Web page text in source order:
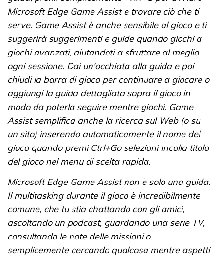
Microsoft Edge Game Assist e trovare ciò che ti
serve. Game Assist è anche sensibile al gioco e ti
suggerirà suggerimenti e guide quando giochi a
giochi avanzati, aiutandoti a sfruttare al meglio
ogni sessione. Dai un'occhiata alla guida e poi
chiudi la barra di gioco per continuare a giocare o
aggiungi la guida dettagliata sopra il gioco in
modo da poterla seguire mentre giochi. Game
Assist semplifica anche la ricerca sul Web (o su
un sito) inserendo automaticamente il nome del
gioco quando premi Ctrl+Go selezioni Incolla titolo
del gioco nel menu di scelta rapida.
Microsoft Edge Game Assist non è solo una guida.
Il multitasking durante il gioco è incredibilmente
comune, che tu stia chattando con gli amici,
ascoltando un podcast, guardando una serie TV,
consultando le note delle missioni o
semplicemente cercando qualcosa mentre aspetti